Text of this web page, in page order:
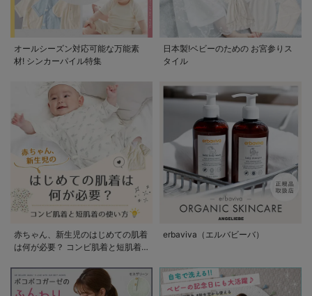
オールシーズン対応可能な万能素
材! シンカーパイル特集
日本製!ベビーのための お宮参りス
タイル
赤ちゃん、新生児のはじめての肌着
は何が必要？ コンビ肌着と短肌着
erbaviva（エルバビーバ）